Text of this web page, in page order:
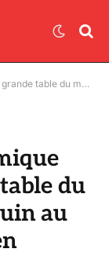
au cœur de Saint-Ouen en France !
du
au